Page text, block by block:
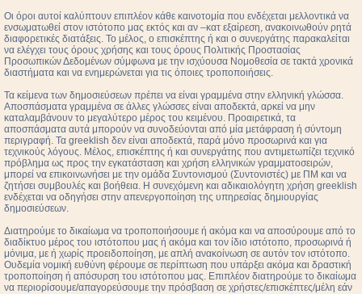
Οι όροι αυτοί καλύπτουν επιπλέον κάθε καινοτομία που ενδέχεται μελλοντικά να
ενσωματωθεί στον ιστότοπο μας εκτός και αν –κατ εξαίρεση, ανακοινωθούν ρητά
διαφορετικές διατάξεις. Το μέλος, ο επισκέπτης ή και ο συνεργάτης παρακαλείται
να ελέγχει τους όρους χρήσης και τους όρους Πολιτικής Προστασίας
Προσωπικών Δεδομένων σύμφωνα με την ισχύουσα Νομοθεσία σε τακτά χρονικά
διαστήματα και να ενημερώνεται για τις όποιες τροποποιήσεις.
Τα κείμενα των δημοσιεύσεων πρέπει να είναι γραμμένα στην ελληνική γλώσσα.
Αποσπάσματα γραμμένα σε άλλες γλώσσες είναι αποδεκτά, αρκεί να μην
καταλαμβάνουν το μεγαλύτερο μέρος του κειμένου. Προαιρετικά, τα
αποσπάσματα αυτά μπορούν να συνοδεύονται από μία μετάφραση ή σύντομη
περιγραφή. Τα greeklish δεν είναι αποδεκτά, παρά μόνο προσωρινά και για
τεχνικούς λόγους. Μέλος, επισκέπτης ή και συνεργάτης που αντιμετωπίζει τεχνικό
πρόβλημα ως προς την εγκατάσταση και χρήση ελληνικών γραμματοσειρών,
μπορεί να επικοινωνήσει με την ομάδα Συντονισμού (Συντονιστές) με ΠΜ και να
ζητήσει συμβουλές και βοήθεια. Η συνεχόμενη και αδικαιολόγητη χρήση greeklish
ενδέχεται να οδηγήσει στην απενεργοποίηση της υπηρεσίας δημιουργίας
δημοσιεύσεων.
Διατηρούμε το δικαίωμα να τροποποιήσουμε ή ακόμα και να αποσύρουμε από το
διαδίκτυο μέρος του ιστότοπου μας ή ακόμα και τον ίδιο ιστότοπο, προσωρινά ή
μόνιμα, με ή χωρίς προειδοποίηση, με απλή ανακοίνωση σε αυτόν τον ιστότοπο.
Ουδεμία νομική ευθύνη φέρουμε σε περίπτωση που υπάρξει ακόμα και δραστική
τροποποίηση ή απόσυρση του ιστότοπου μας. Επιπλέον διατηρούμε το δικαίωμα
να περιορίσουμε/απαγορεύσουμε την πρόσβαση σε χρήστες/επισκέπτες/μέλη εάν